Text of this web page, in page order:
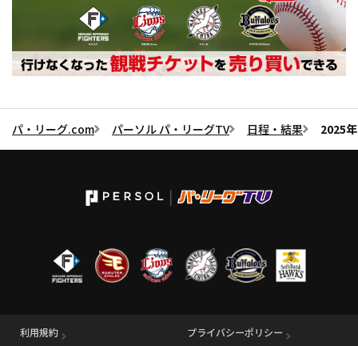
パ・リーグ.com パーソル パ・リーグTV 日程・結果 2025
利用規約 プライバシーポリシー